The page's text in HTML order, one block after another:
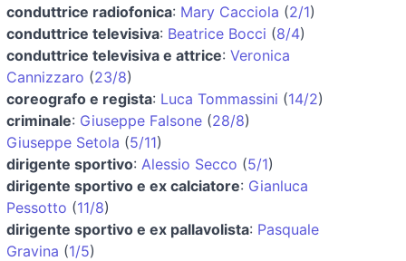
conduttrice radiofonica: Mary Cacciola (2/1)
conduttrice televisiva: Beatrice Bocci (8/4)
conduttrice televisiva e attrice: Veronica
Cannizzaro (23/8)
coreografo e regista: Luca Tommassini (14/2)
criminale: Giuseppe Falsone (28/8)
Giuseppe Setola (5/11)
dirigente sportivo: Alessio Secco (5/1)
dirigente sportivo e ex calciatore: Gianluca
Pessotto (11/8)
dirigente sportivo e ex pallavolista: Pasquale
Gravina (1/5)